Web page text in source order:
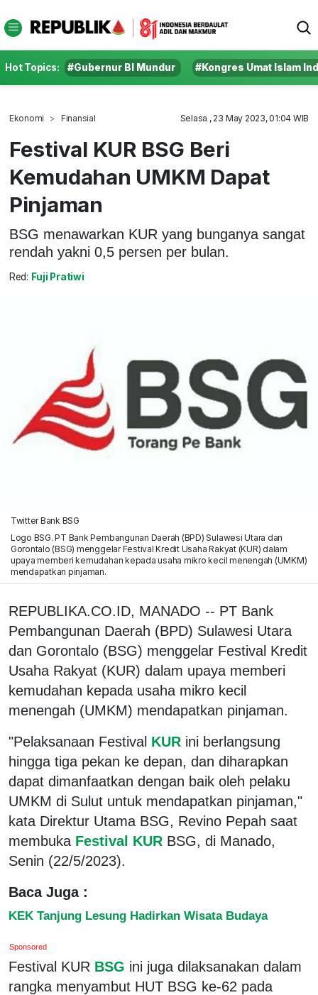
Hot Topics: #Gubernur BI Mundur #Kongres Umat Islam
Ekonomi Finansial Selasa , 23 May 2023, 01:04 WIB
Festival KUR BSG Beri
Kemudahan UMKM Dapat
Pinjaman
BSG menawarkan KUR yang bunganya sangat
rendah yakni 0,5 persen per bulan.
Red: Fuji Pratiwi
Twitter Bank BSG
Logo BSG. PT Bank Pembangunan Daerah (BPD) Sulawesi Utara dan
Gorontalo (BSG) menggelar Festival Kredit Usaha Rakyat (KUR) dalam
upaya memberi kemudahan kepada usaha mikro kecil menengah (UMKM)
mendapatkan pinjaman.
REPUBLIKA.CO.ID, MANADO -- PT Bank
Pembangunan Daerah (BPD) Sulawesi Utara
dan Gorontalo (BSG) menggelar Festival Kredit
Usaha Rakyat (KUR) dalam upaya memberi
kemudahan kepada usaha mikro kecil
menengah (UMKM) mendapatkan pinjaman.
"Pelaksanaan Festival KUR ini berlangsung
hingga tiga pekan ke depan, dan diharapkan
dapat dimanfaatkan dengan baik oleh pelaku
UMKM di Sulut untuk mendapatkan pinjaman,"
kata Direktur Utama BSG, Revino Pepah saat
membuka Festival KUR BSG, di Manado,
Senin (22/5/2023).
Baca Juga :
KEK Tanjung Lesung Hadirkan Wisata Budaya
Sponsored
Festival KUR BSG ini juga dilaksanakan dalam
rangka menyambut HUT BSG ke-62 pada